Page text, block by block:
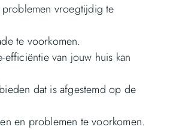
problemen vroegtijdig te
te voorkomen.
van jouw huis kan
dat is afgestemd op de
en problemen te voorkomen.